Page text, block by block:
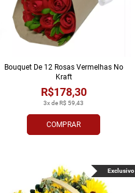
COMPRAR
3x de R$ 59,43
R$178,30
Bouquet De 12 Rosas Vermelhas No
Kraft
Exclusivo